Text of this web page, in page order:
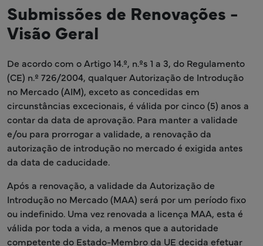
Submissões de Renovações -
Visão Geral
De acordo com o Artigo 14.º, n.ºs 1 a 3, do Regulamento
(CE) n.º 726/2004, qualquer Autorização de Introdução
no Mercado (AIM), exceto as concedidas em
circunstâncias excecionais, é válida por cinco (5) anos a
contar da data de aprovação. Para manter a validade
e/ou para prorrogar a validade, a renovação da
autorização de introdução no mercado é exigida antes
da data de caducidade.
Após a renovação, a validade da Autorização de
Introdução no Mercado (MAA) será por um período fixo
ou indefinido. Uma vez renovada a licença MAA, esta é
válida por toda a vida, a menos que a autoridade
competente do Estado-Membro da UE decida efetuar